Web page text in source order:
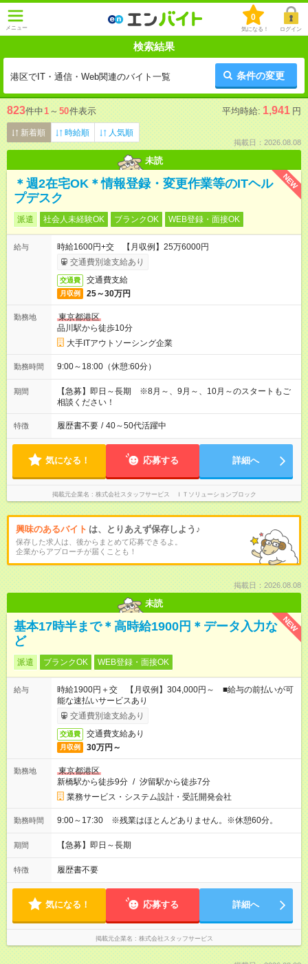
メニュー
0
気になる！ ログイン
検索結果
港区でIT・通信・Web関連のバイト一覧 条件の変更
823件中1 ～ 50件表示 平均時給: 1,941 円
新着順 時給順 人気順
掲載日：2026.08.08
未読
NEW
＊週2在宅OK＊情報登録・変更作業等のITヘル
プデスク
派遣 社会人未経験OK ブランクOK WEB登録・面接OK
給与
時給1600円+交 【月収例】25万6000円
交通費別途支給あり
交通費 交通費支給
月収例 25～30万円
勤務地
東京都港区
品川駅から徒歩10分
大手ITアウトソーシング企業
勤務時間 9:00～18:00（休憩:60分）
期間
【急募】即日～長期 ※8月～、9月～、10月～のスタートもご
相談ください！
特徴 履歴書不要 / 40～50代活躍中
気になる！ 応募する 詳細へ
掲載元企業名 株式会社スタッフサービス ＩＴソリューションブロック
興味のあるバイト は、とりあえず保存しよう♪
保存した求人は、後からまとめて応募できるよ。
企業からアプローチが届くことも！
掲載日：2026.08.08
未読
NEW
基本17時半まで＊高時給1900円＊データ入力な
ど
派遣 ブランクOK WEB登録・面接OK
給与
時給1900円＋交 【月収例】304,000円～ ■給与の前払いが可
能な速払いサービスあり
交通費別途支給あり
交通費 交通費支給あり
月収例 30万円～
勤務地
東京都港区
新橋駅から徒歩9分 / 汐留駅から徒歩7分
業務サービス・システム設計・受託開発会社
勤務時間 9:00～17:30 ※残業はほとんどありません。※休憩60分。
期間 【急募】即日～長期
特徴 履歴書不要
気になる！ 応募する 詳細へ
掲載元企業名 株式会社スタッフサービス